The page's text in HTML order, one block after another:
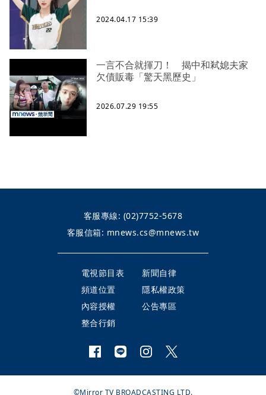
2024.04.17 15:39
一言不合就揮刀！ 揭中和弒媳夫家
欠債販毒「驚天黑歷史」
2026.07.29 19:55
客服專線: (02)7752-5678
客服信箱: mnews.cs@mnews.tw
電視節目表
新聞自律
頻道位置
隱私權政策
內容授權
公告專區
整合行銷
©Mirror TV BROADCASTING LTD.